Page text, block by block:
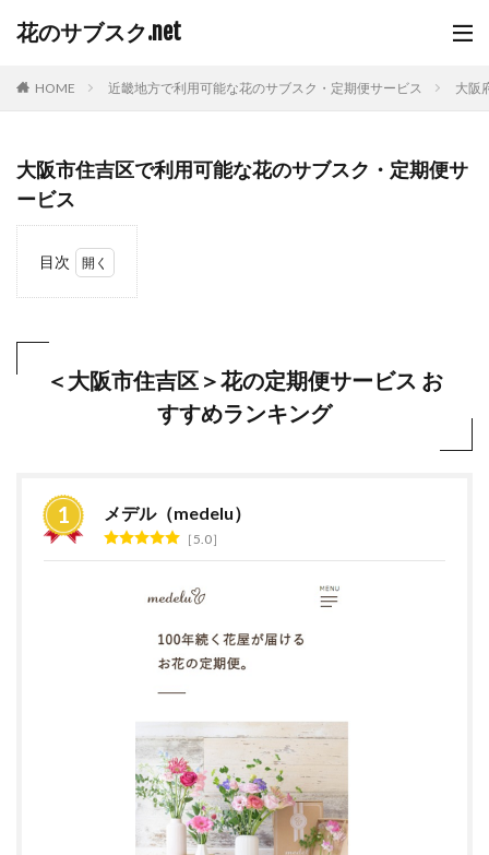
花のサブスク.net
HOME 近畿地方で利用可能な花のサブスク・定期便サービス 大阪
大阪市住吉区で利用可能な花のサブスク・定期便サ
ービス
目次
花の
すめ
ラン
キン
グ
＜大阪市住吉区＞花の定期便サービス お
すすめランキング
メデル（medelu）
5.0